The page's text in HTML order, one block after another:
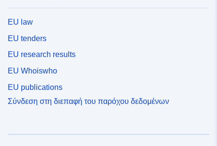
EU law
EU tenders
EU research results
EU Whoiswho
EU publications
Σύνδεση στη διεπαφή του παρόχου δεδομένων